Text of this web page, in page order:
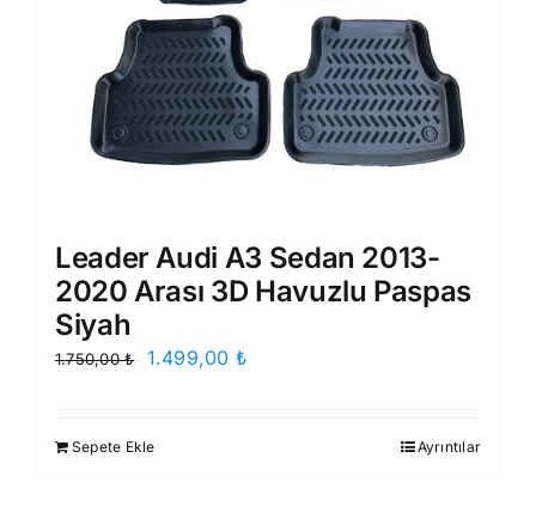
Leader Audi A3 Sedan 2013-
2020 Arası 3D Havuzlu Paspas
Siyah
1.750,00₺
Orijinal
1.499,00 ₺
Sepete Ekle Ayrıntılar